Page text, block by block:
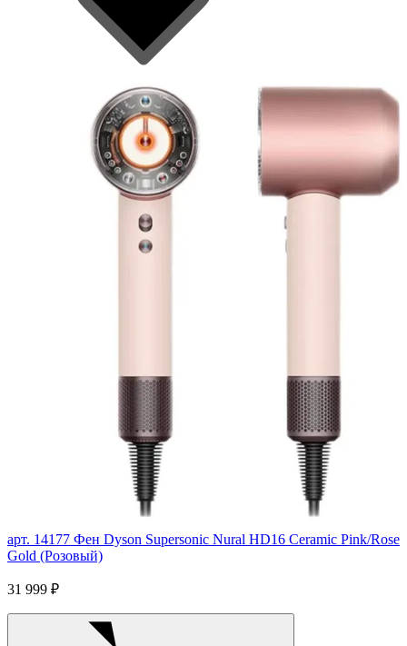
арт. 14177 Фен Dyson Supersonic Nural HD16 Ceramic Pink/Rose
Gold (Розовый)
31 999 ₽